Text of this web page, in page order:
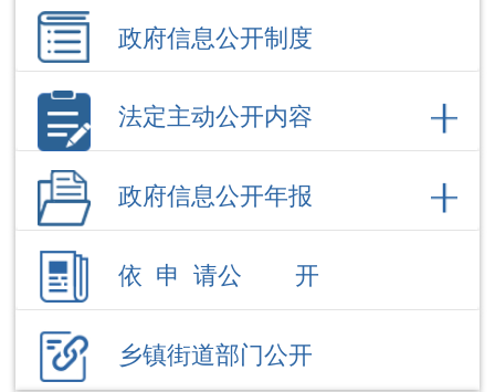
法定主动公开内容
政府信息公开年报
依 申 请公 开
吐古买提乡信息公开